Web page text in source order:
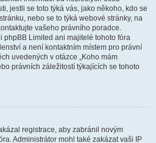
jestli se toto týká vás, jako někoho, kdo se
nebo se to týká webové stránky, na
vašeho právního poradce.
phpBB Limited ani majitelé tohoto fóra
a není kontaktním místem pro právní
uvedených v otázce „Koho mám
právních záležitostí týkajících se tohoto
registrace, aby zabránil novým
Administrátor mohl také zakázat vaši IP